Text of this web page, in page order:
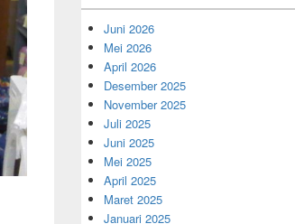
Juni 2026
Mei 2026
April 2026
Desember 2025
November 2025
Juli 2025
Juni 2025
Mei 2025
April 2025
Maret 2025
Januari 2025